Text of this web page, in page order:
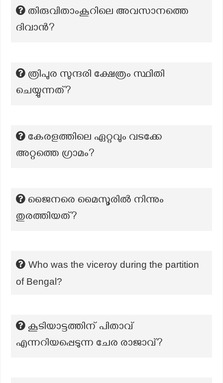
തിരുവിതാംകൂറിലെ അവസാനത്തെ
ദിവാൻ?
ത്രിപുര സുന്ദരി ക്ഷേത്രം സ്ഥിതി
ചെയ്യുന്നത്?
കേരളത്തിലെ ഏറ്റവും വടക്കേ
അറ്റത്തെ ഗ്രാമം?
ജൈനരെ മൈസൂരിൽ നിന്നും
തുരത്തിയത്?
Who was the viceroy during the partition
of Bengal?
കൂടിയാട്ടത്തിന് പിതാവ്
എന്നറിയപ്പെടുന്ന ചേര രാജാവ്?